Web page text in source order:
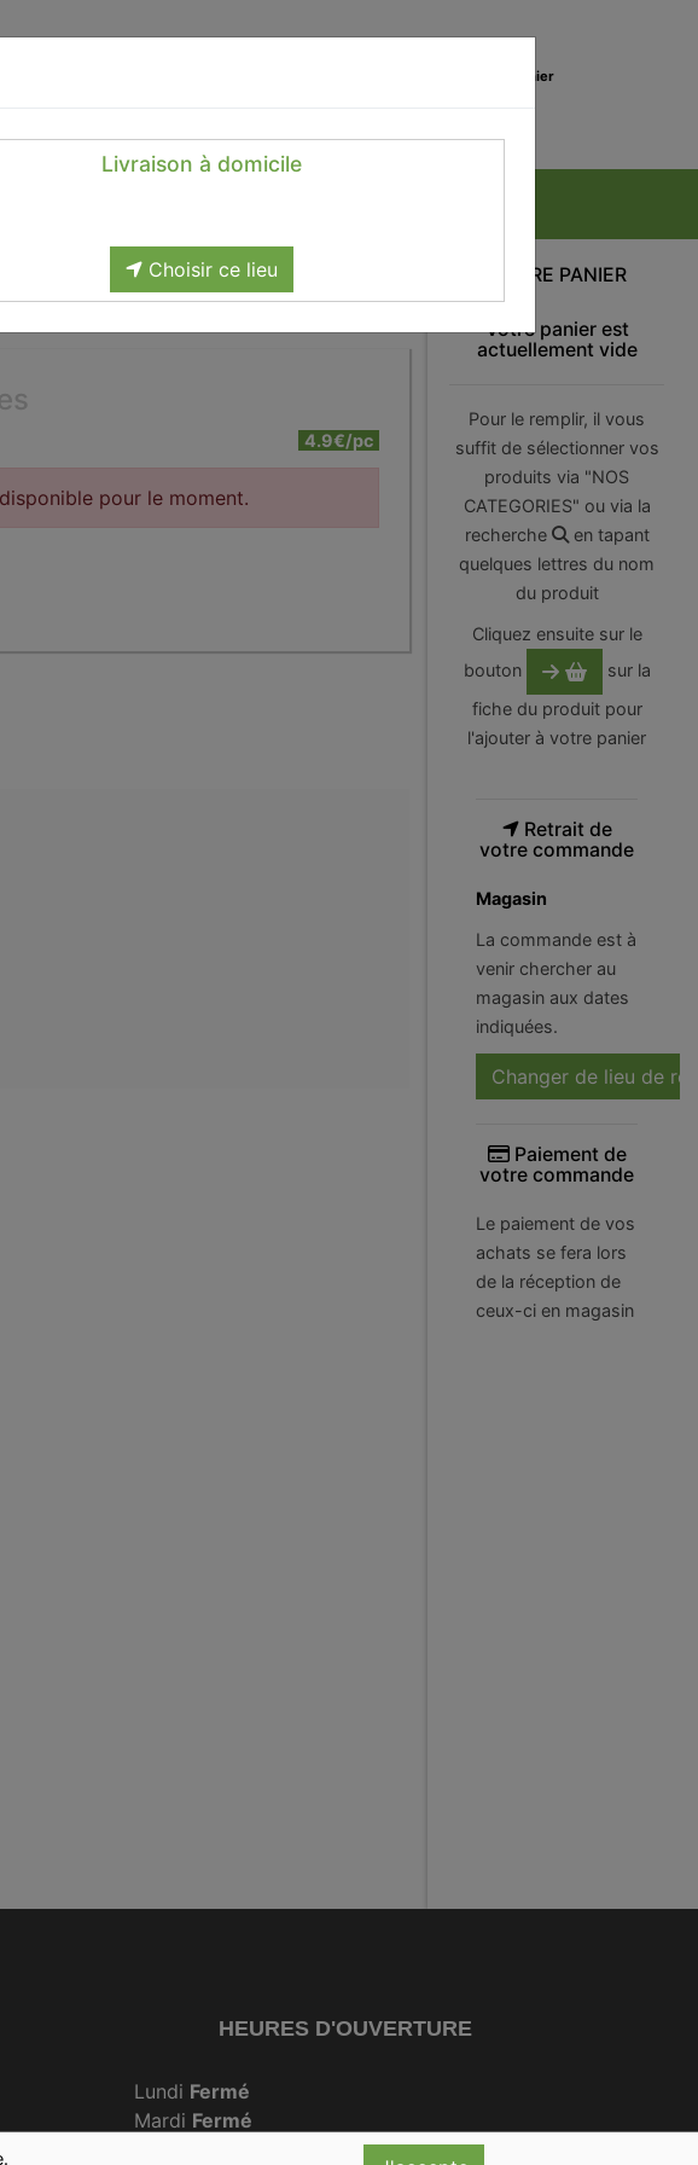
Mon panier
Livraison à domicile
Choisir ce lieu
4.9€/pc
pour le moment.
VOTRE PANIER
Votre panier est
actuellement vide
Pour le remplir, il vous
suffit de sélectionner vos
produits via "NOS
CATEGORIES" ou via la
recherche
en tapant
quelques lettres du nom
du produit
Cliquez ensuite sur le
bouton
sur la
fiche du produit pour
l'ajouter à votre panier
Retrait de
votre commande
Magasin
La commande est à
venir chercher au
magasin aux dates
indiquées.
Changer de lieu de
Paiement de
votre commande
Le paiement de vos
achats se fera lors
de la réception de
ceux-ci en magasin
HEURES D'OUVERTURE
Lundi Fermé
Mardi Fermé